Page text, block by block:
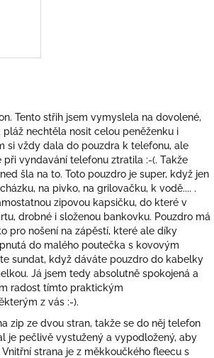
Tento střih jsem vymyslela na dovolené,
pláž nechtěla nosit celou peněženku i
si vždy dala do pouzdra k telefonu, ale
při vyndavání telefonu ztratila :-(. Takže
šla na to. Toto pouzdro je super, když jen
na pivko, na grilovačku, k vodě.... .
zipovou kapsičku, do které v
drobné i složenou bankovku. Pouzdro má
pro nošení na zápěstí, které ale díky
do malého poutečka s kovovým
sundat, když dáváte pouzdro do kabelky
Já jsem tedy absolutně spokojená a
radost tímto praktickým
z vás :-).
zip ze dvou stran, takže se do něj telefon
je pečlivě vystužený a vypodložený, aby
strana je z měkkoučkého fleecu s